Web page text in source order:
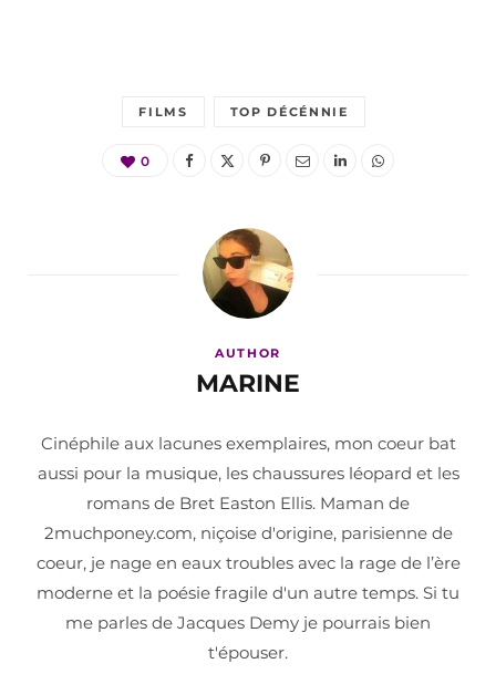
FILMS TOP DÉCÉNNIE
0
AUTHOR
MARINE
Cinéphile aux lacunes exemplaires, mon coeur bat
aussi pour la musique, les chaussures léopard et les
romans de Bret Easton Ellis. Maman de
2muchponey.com, niçoise d'origine, parisienne de
coeur, je nage en eaux troubles avec la rage de l’ère
moderne et la poésie fragile d'un autre temps. Si tu
me parles de Jacques Demy je pourrais bien
t'épouser.